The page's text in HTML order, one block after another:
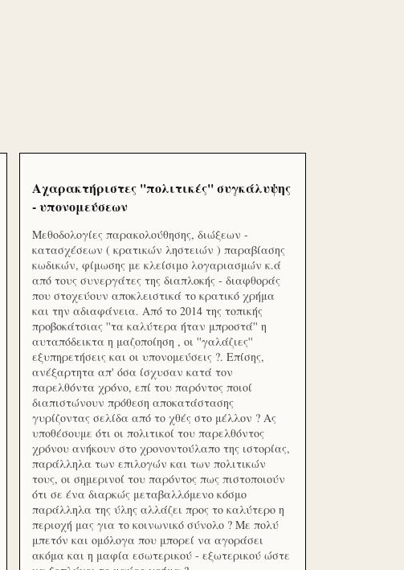
Αχαρακτήριστες ''πολιτικές'' συγκάλυψης
- υπονομεύσεων
Μεθοδολογίες παρακολούθησης, διώξεων -
κατασχέσεων ( κρατικών ληστειών ) παραβίασης
κωδικών, φίμωσης με κλείσιμο λογαριασμών κ.ά
από τους συνεργάτες της διαπλοκής - διαφθοράς
που στοχεύουν αποκλειστικά το κρατικό χρήμα
και την αδιαφάνεια. Από το 2014 της τοπικής
προβοκάτσιας ''τα καλύτερα ήταν μπροστά'' η
αυταπόδεικτα η μαζοποίηση , οι ''γαλάζιες''
εξυπηρετήσεις και οι υπονομεύσεις ?. Επίσης,
ανέξαρτητα απ' όσα ίσχυσαν κατά τον
παρελθόντα χρόνο, επί του παρόντος ποιοί
διαπιστώνουν πρόθεση αποκατάστασης
γυρίζοντας σελίδα από το χθές στο μέλλον ? Ας
υποθέσουμε ότι οι πολιτικοί του παρελθόντος
χρόνου ανήκουν στο χρονοντούλαπο της ιστορίας,
παράλληλα των επιλογών και των πολιτικών
τους, οι σημερινοί του παρόντος πως πιστοποιούν
ότι σε ένα διαρκώς μεταβαλλόμενο κόσμο
παράλληλα της ύλης αλλάζει προς το καλύτερο η
περιοχή μας για το κοινωνικό σύνολο ? Με πολύ
μπετόν και ομόλογα που μπορεί να αγοράσει
ακόμα και η μαφία εσωτερικού - εξωτερικού ώστε